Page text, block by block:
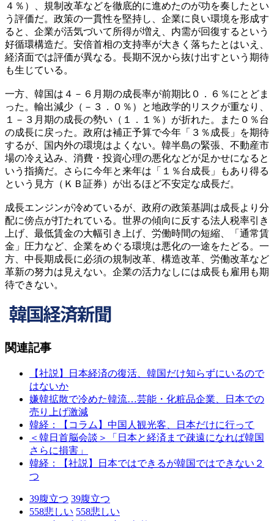
４％）、規制改革などを徹底的に進めたのが功を奏したとい
う評価だ。政策の一貫性を堅持し、企業に良い環境を形成す
ると、企業が活気づいて所得が増え、内需が回復するという
好循環構造だ。安倍首相の支持率が大きく落ちたとはいえ、
経済面では評価が異なる。長期不況から抜け出すという期待
も生じている。
一方、韓国は４－６月期の成長率が前期比０．６％にとどま
った。輸出減少（－３．０％）と地政学的リスクが重なり、
１－３月期の成長の勢い（１．１％）が折れた。また０％台
の成長に戻った。政府は補正予算で今年「３％成長」を期待
するが、国内外の環境はよくない。韓半島の緊張、不動産市
場の冷え込み、消費・投資心理の悪化などが足かせになると
いう指摘だ。さらに今年と来年は「１％台成長」もあり得る
という見方（ＫＢ証券）が出るほど不安定な成長だ。
成長エンジンが冷めているが、政府の政策基調は成長より分
配に傍点が打たれている。世界の傾向に反する法人税率引き
上げ、最低賃金の大幅引き上げ、労働時間の短縮、「通常賃
金」圧力など、企業をめぐる環境は悪化の一途をたどる。一
方、中長期成長に必須の規制改革、構造改革、労働改革など
革新の努力は見えない。企業の活力なしには成長も雇用も期
待できない。
関連記事
【社説】日本経済の復活、韓国だけ知らずにいるので
はないか
嫌韓拡散で冷めた韓流…芸能・化粧品企業、日本での
売り上げ激減
韓経：【コラム】中国人観光客、日本だけに行って
＜韓日首脳会談＞「日本と経済まで疎遠になれば韓国
さらに損害」
韓経：【社説】日本ではできるが韓国ではできない２
つ
39腹立つ 39腹立つ
558悲しい 558悲しい